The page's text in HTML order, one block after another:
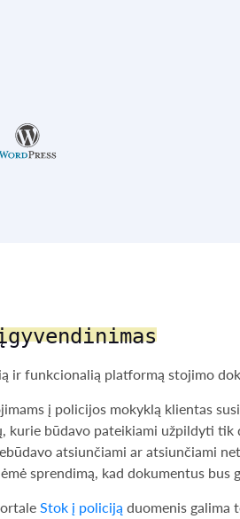
ir funkcionalią platformą stojimo
į policijos mokyklą klientas
kurie būdavo pateikiami užpildyti tik
atsiunčiami ar atsiunčiami
sprendimą, kad dokumentus bus
Stok į policiją duomenis galima